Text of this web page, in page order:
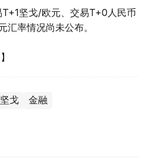
坚戈/欧元、交易T+0人民币
汇率情况尚未公布。
坚戈 金融